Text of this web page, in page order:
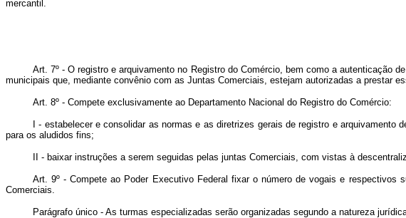
mercantil.
Art. 7º - O registro e arquivamento no Registro do Comércio, bem como a autenticação
municipais que, mediante convênio com as Juntas Comerciais, estejam autorizadas a prestar
Art. 8º - Compete exclusivamente ao Departamento Nacional do Registro do Comércio:
I - estabelecer e consolidar as normas e as diretrizes gerais de registro e
para os aludidos fins;
II - baixar instruções a serem seguidas pelas juntas Comerciais, com vistas à
Art. 9º - Compete ao Poder Executivo Federal fixar o número de vogais e
Comerciais.
Parágrafo único - As turmas especializadas serão organizadas segundo a natureza